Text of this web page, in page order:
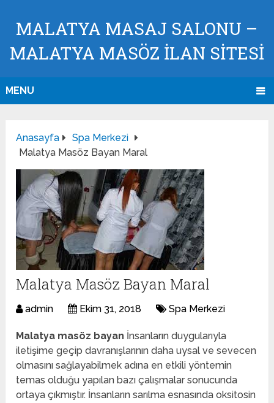
MALATYA MASAJ SALONU –
MALATYA MASÖZ İLAN SİTESİ
MENU
Anasayfa
Spa Merkezi
Malatya Masöz Bayan Maral
Malatya Masöz Bayan Maral
admin Ekim 31, 2018 Spa Merkezi
Malatya masöz bayan İnsanların duygularıyla
iletişime geçip davranışlarının daha uysal ve sevecen
olmasını sağlayabilmek adına en etkili yöntemin
temas olduğu yapılan bazı çalışmalar sonucunda
ortaya çıkmıştır. İnsanların sarılma esnasında oksitosin